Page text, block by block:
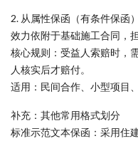
2. 从属性保函（有条件保函）
效力依附于基础施工合同，
核心规则：受益人索赔时，
人核实后才赔付。
适用：民间合作、小型项目
补充：其他常用格式划分
标准示范文本保函：采用住